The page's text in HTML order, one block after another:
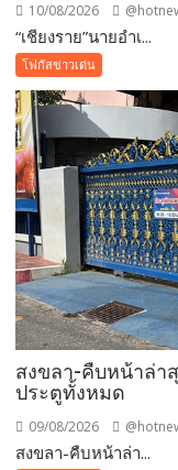
10/08/2026
“เชียงราย”นายอำเ...
โฟกัสข่าวเด่น
สงขลา-คืบหน้าล่า
ประตูทั้งหมด
09/08/2026
สงขลา-คืบหน้าล่า...